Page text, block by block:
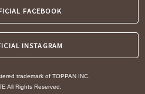
FACEBOOK
INSTAGRAM
trademark of TOPPAN INC.
All Rights Reserved.